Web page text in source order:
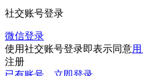
社交账号登录
微信登录
使用社交账号登录即表示同意
注册